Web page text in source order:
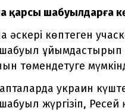
қарсы шабуылдарға
әскері көптеген
ұйымдастырып
төмендетуге
украин
жүргізіп,